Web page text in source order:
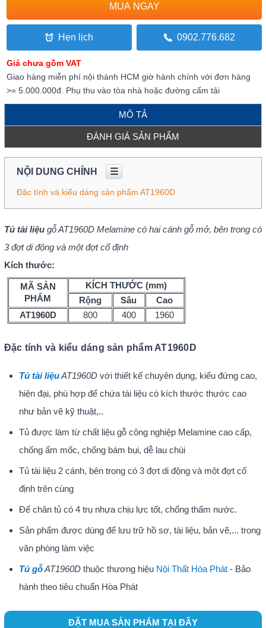
Hẹn lịch 0902.776.682
Giá chưa gồm VAT
Giao hàng miễn phí nội thành HCM giờ hành chính với đơn hàng
>= 5.000.000đ. Phụ thu vào tòa nhà hoặc đường cấm tải
MÔ TẢ
ĐÁNH GIÁ SẢN PHẨM
NỘI DUNG CHÍNH ☰
Đặc tính và kiểu dáng sản phẩm AT1960D
Tủ tài liệugỗ AT1960D Melamine có hai cánh gỗ mở, bên trong có
3 đợt di động và một đợt cố định
Kích thước:
MÃ SẢN
PHẨM
KÍCH THƯỚC (mm)
Rộng
Sâu
Cao
AT1960D
800 400 1960
Đặc tính và kiểu dáng sản phẩm AT1960D
Tủ tài liệuAT1960Dvới thiết kế chuyên dụng, kiểu đứng cao,
hiện đại, phù hợp để chứa tài liệu có kích thước thước cao
như bản vẽ kỹ thuật,..
Tủ được làm từ chất liệu gỗ công nghiệp Melamine cao cấp,
chống ẩm mốc, chống bám bụi, dễ lau chùi
Tủ tài liệu 2 cánh, bên trong có 3 đợt di động và một đợt cố
định trên cùng
Đế chân tủ có 4 trụ nhựa chịu lực tốt, chống thấm nước.
Sản phẩm được dùng để lưu trữ hồ sơ, tài liệu, bản vẽ,... trong
văn phòng làm việc
Tủ gỗAT1960Dthuộc thương hiệu Nội Thất Hòa Phát- Bảo
hành theo tiêu chuẩn Hòa Phát
ĐẶT MUA SẢN PHẨM TẠI ĐÂY